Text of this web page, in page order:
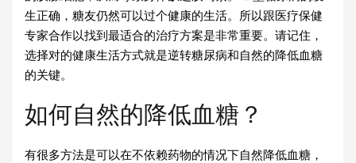
生正确，糖友仍然可以过个健康的生活。所以跟医疗保健
专家合作以找到最适合的治疗方案是非常重要。请记住，
选择对的健康生活方式就是逆转糖尿病和自然的降低血糖
的关键。
如何自然的降低血糖？
有很多方法是可以在不依赖药物的情况下自然降低血糖，